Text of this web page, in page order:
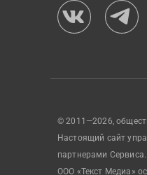
© 2011—2026,
Настоящий сайт
партнерами Сервиса.
ООО «Текст Медиа»